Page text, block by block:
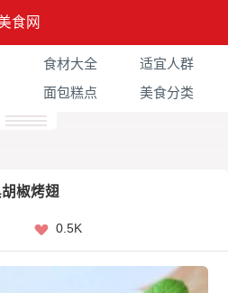
食网
食材大全
适宜人群
面包糕点 美食分类
椒烤翅
0.5K